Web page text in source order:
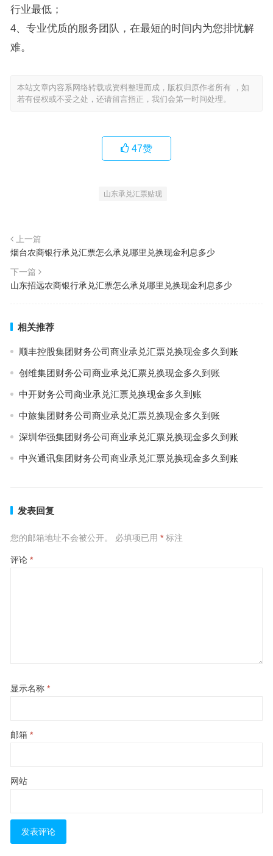
行业最低；
4、专业优质的服务团队，在最短的时间内为您排忧解
难。
本站文章内容系网络转载或资料整理而成，版权归原作者所有 ，如
若有侵权或不妥之处，还请留言指正，我们会第一时间处理。
47赞
山东承兑汇票贴现
上一篇
烟台农商银行承兑汇票怎么承兑哪里兑换现金利息多少
下一篇
山东招远农商银行承兑汇票怎么承兑哪里兑换现金利息多少
相关推荐
顺丰控股集团财务公司商业承兑汇票兑换现金多久到账
创维集团财务公司商业承兑汇票兑换现金多久到账
中开财务公司商业承兑汇票兑换现金多久到账
中旅集团财务公司商业承兑汇票兑换现金多久到账
深圳华强集团财务公司商业承兑汇票兑换现金多久到账
中兴通讯集团财务公司商业承兑汇票兑换现金多久到账
发表回复
您的邮箱地址不会被公开。 必填项已用 *标注
评论 *
显示名称 *
邮箱 *
网站